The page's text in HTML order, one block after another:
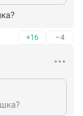
+16 –4